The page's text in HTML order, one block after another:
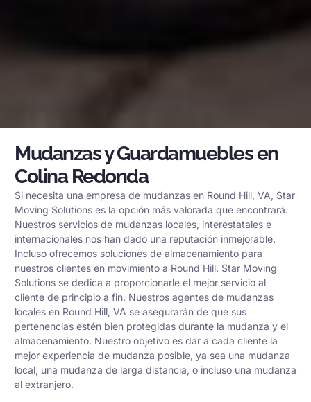
Mudanzas y Guardamuebles en
Colina Redonda
Si necesita una empresa de mudanzas en Round Hill, VA, Star
Moving Solutions es la opción más valorada que encontrará.
Nuestros servicios de mudanzas locales, interestatales e
internacionales nos han dado una reputación inmejorable.
Incluso ofrecemos soluciones de almacenamiento para
nuestros clientes en movimiento a Round Hill. Star Moving
Solutions se dedica a proporcionarle el mejor servicio al
cliente de principio a fin. Nuestros agentes de mudanzas
locales en Round Hill, VA se asegurarán de que sus
pertenencias estén bien protegidas durante la mudanza y el
almacenamiento. Nuestro objetivo es dar a cada cliente la
mejor experiencia de mudanza posible, ya sea una mudanza
local, una mudanza de larga distancia, o incluso una mudanza
al extranjero.